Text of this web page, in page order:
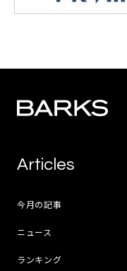
Articles
今月の記事
ニュース
ランキング